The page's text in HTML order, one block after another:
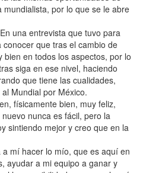
por lo que se le abre
una entrevista que tuvo para
que tras el cambio de
en todos los aspectos, por lo
siga en ese nivel, haciendo
que tiene las cualidades,
Mundial por México.
físicamente bien, muy feliz,
nunca es fácil, pero la
sintiendo mejor y creo que en la
mí hacer lo mío, que es aquí en
ayudar a mi equipo a ganar y